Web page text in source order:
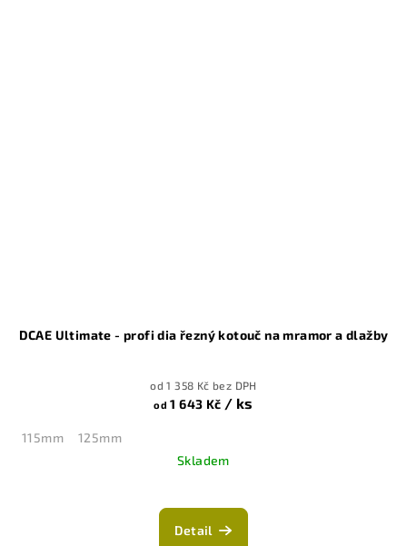
DCAE Ultimate - profi dia řezný kotouč na mramor a dlažby
od 1 358 Kč bez DPH
od 1 643 Kč / ks
115mm
125mm
Skladem
Detail